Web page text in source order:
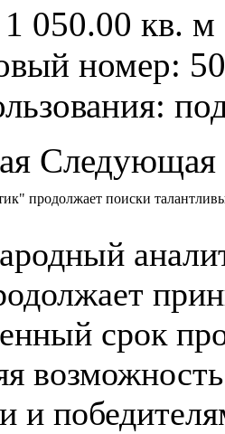
1 050.00 кв.
номер:
Следующая
продолжает поиски
срок
и